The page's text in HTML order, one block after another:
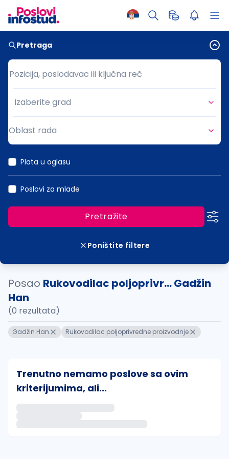
Pretraga
Pozicija, poslodavac ili ključna reč
Pozicija, poslodavac ili ključna reč
Grad
Izaberite grad
Oblast rada
Plata u oglasu
Poslovi za mlade
Pretražite
Poništite filtere
Posao Rukovodilac poljoprivr... Gadžin
Han
(0 rezultata)
Gadžin Han Rukovodilac poljoprivredne proizvodnje
Trenutno nemamo poslove sa ovim
kriterijumima, ali...